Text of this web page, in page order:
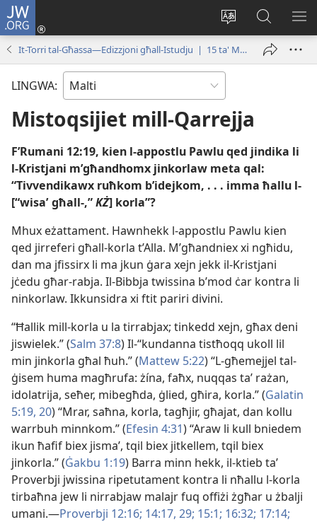
JW.ORG
Biddel
il-
lingwa
Illoggja
(opens
Fittex
f’JW.ORG
It-Torri tal-Għassa—Edizzjoni għall-Istudju | 15 ta' Marzu 2000
LINGWA:
Mistoqsijiet mill-Qarrejja
F’Rumani 12:​19, kien l-​appostlu Pawlu qed jindika li
l-​Kristjani m’għandhomx jinkorlaw meta qal:
“Tivvendikawx ruħkom b’idejkom, . . . imma ħallu l-​
[“wisaʼ għall-​,”KŻ] korla”?
Mhux eżattament. Hawnhekk l-​appostlu Pawlu kien
qed jirreferi għall-​korla t’Alla. M’għandniex xi ngħidu,
dan ma jfissirx li ma jkun ġara xejn jekk il-​Kristjani
jċedu għar-​rabja. Il-​Bibbja twissina b’mod ċar kontra li
ninkorlaw. Ikkunsidra xi ftit pariri divini.
“Ħallik mill-​korla u la tirrabjax; tinkedd xejn, għax deni
jiswielek.” (Salm 37:8) Il-​“kundanna tistħoqq ukoll lil
min jinkorla għal ħuh.” (Mattew 5:22) “L-​għemejjel tal-​
ġisem huma magħrufa: żína, faħx, nuqqas taʼ rażan,
idolatrija, seħer, mibegħda, ġlied, għira, korla.” (Galatin
5:​19, 20) “Mrar, saħna, korla, tagħjir, għajat, dan kollu
warrbuh minnkom.” (Efesin 4:31) “Araw li kull bniedem
ikun ħafif biex jismaʼ, tqil biex jitkellem, tqil biex
jinkorla.” (Ġakbu 1:19) Barra minn hekk, il-​ktieb taʼ
Proverbji jwissina ripetutament kontra li nħallu l-​korla
tirbaħna jew li nirrabjaw malajr fuq offiżi żgħar u żbalji
umani.—Proverbji 12:16; 14:​17, 29; 15:1; 16:32; 17:14;